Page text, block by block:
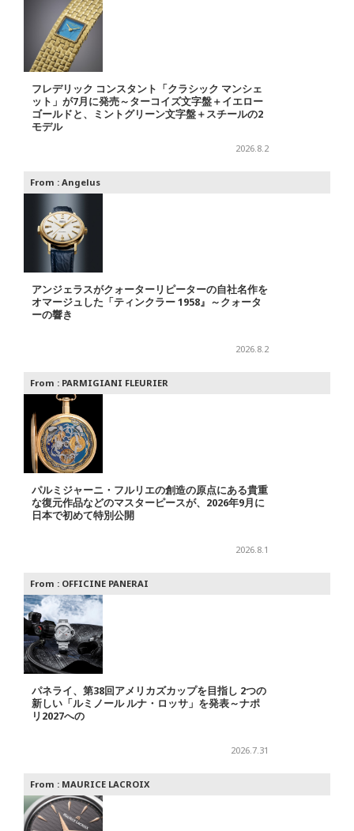
フレデリック コンスタント「クラシック マンシェ
ット」が7月に発売～ターコイズ文字盤＋イエロー
ゴールドと、ミントグリーン文字盤＋スチールの2
モデル
2026.8.2
From : Angelus
アンジェラスがクォーターリピーターの自社名作を
オマージュした「ティンクラー 1958』～クォータ
ーの響き
2026.8.2
From : PARMIGIANI FLEURIER
パルミジャーニ・フルリエの創造の原点にある貴重
な復元作品などのマスターピースが、2026年9月に
日本で初めて特別公開
2026.8.1
From : OFFICINE PANERAI
パネライ、第38回アメリカズカップを目指し 2つの
新しい「ルミノール ルナ・ロッサ」を発表～ナポ
リ2027への
2026.7.31
From : MAURICE LACROIX